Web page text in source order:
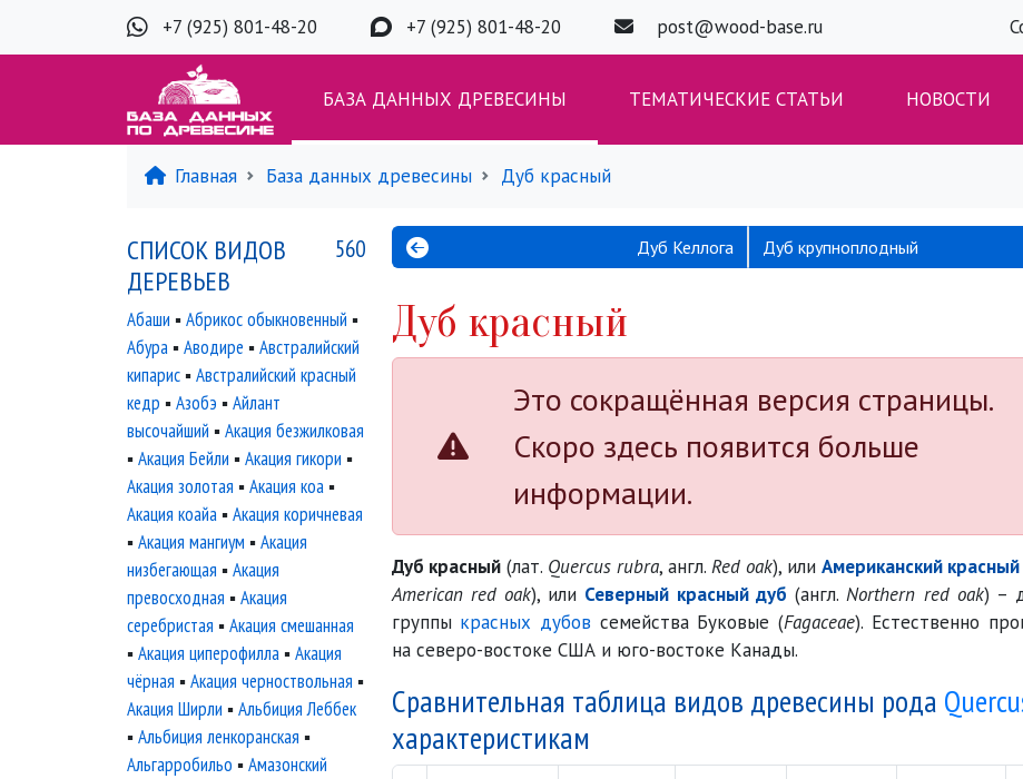
+7 (925) 801-48-20 +7 (925) 801-48-20 post@wood-base.ru
БАЗА ДАННЫХ ДРЕВЕСИНЫ ТЕМАТИЧЕСКИЕ СТАТЬИ НОВОСТИ
Главная База данных древесины Дуб красный
Дуб Келлога Дуб крупноплодный
Дуб красный
Это сокращённая версия страницы.
Скоро здесь появится больше
информации.
Дуб красный(лат. Quercus rubra, англ. Red oak), или Американский
American red oak), или Северный красный дуб (англ.Northern red oak) –
группы красных дубов семейства Буковые (Fagaceae). Естественно
на северо-востоке США и юго-востоке Канады.
Сравнительная таблица видов древесины рода
характеристикам
СПИСОК ВИДОВ
ДЕРЕВЬЕВ
560
Абаши ▪Абрикос обыкновенный ▪
Абура ▪Аводире ▪Австралийский
кипарис ▪Австралийский красный
кедр ▪Азобэ ▪Айлант
высочайший ▪Акация безжилковая
▪Акация Бейли ▪Акация гикори ▪
Акация золотая ▪Акация коа ▪
Акация коайа ▪Акация коричневая
▪Акация мангиум ▪Акация
низбегающая ▪Акация
превосходная ▪Акация
серебристая ▪Акация смешанная
▪Акация циперофилла ▪Акация
чёрная ▪Акация черноствольная ▪
Акация Ширли ▪Альбиция Леббек
▪Альбиция ленкоранская ▪
Альгарробильо ▪Амазонский